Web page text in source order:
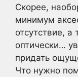
Скорее,
минимум
отсутствие,
оптически…
придать
Что нужно